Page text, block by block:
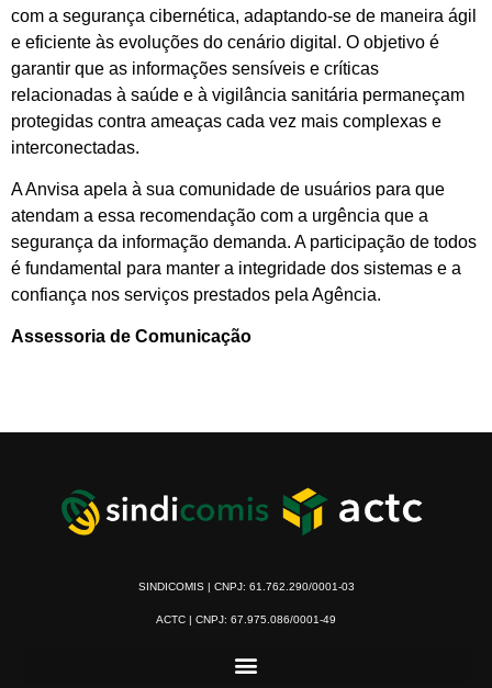
com a segurança cibernética, adaptando-se de maneira ágil
e eficiente às evoluções do cenário digital. O objetivo é
garantir que as informações sensíveis e críticas
relacionadas à saúde e à vigilância sanitária permaneçam
protegidas contra ameaças cada vez mais complexas e
interconectadas.
A Anvisa apela à sua comunidade de usuários para que
atendam a essa recomendação com a urgência que a
segurança da informação demanda. A participação de todos
é fundamental para manter a integridade dos sistemas e a
confiança nos serviços prestados pela Agência.
Assessoria de Comunicação
SINDICOMIS | CNPJ: 61.762.290/0001-03
ACTC | CNPJ: 67.975.086/0001-49